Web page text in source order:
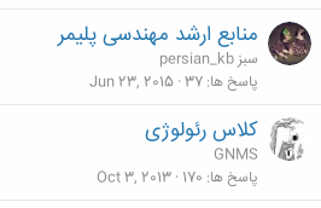
منابع ارشد مهندسی پلیمر
persian_kb سبز
پاسخ ها 37
Jun 23, 2015
کلاس رئولوژی
GNMS
پاسخ ها 170
Oct 3, 2013